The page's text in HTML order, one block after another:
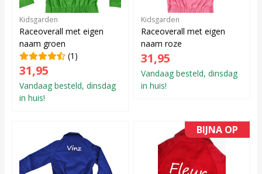
Kidsgarden
Raceoverall met eigen
naam groen
(1)
31,95
Vandaag besteld, dinsdag
in huis!
Kidsgarden
Raceoverall met eigen
naam roze
31,95
Vandaag besteld, dinsdag
in huis!
BIJNA OP